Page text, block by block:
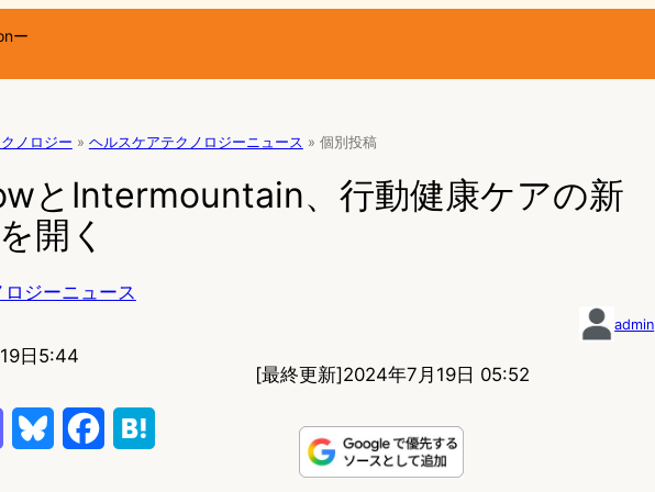
ー
ノロジー » ヘルスケアテクノロジーニュース » 個別投稿
とIntermountain、行動健康ケアの新
開く
ジーニュース
admin
日5:44
[最終更新]2024年7月19日 05:52